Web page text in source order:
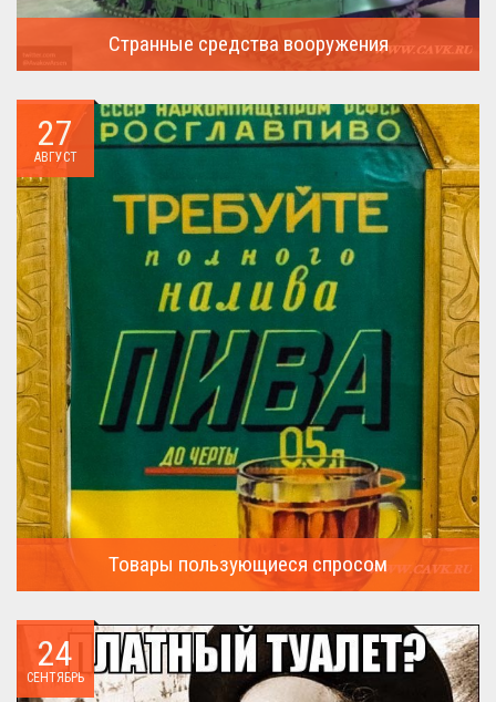
Странные средства вооружения
27
АВГУСТ
Товары пользующиеся спросом
24
СЕНТЯБРЬ